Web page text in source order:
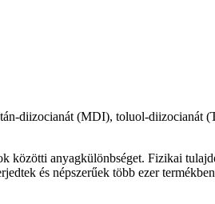
diizocianát (MDI), toluol-diizocianát
anyagkülönbséget. Fizikai
és népszerűek több ezer